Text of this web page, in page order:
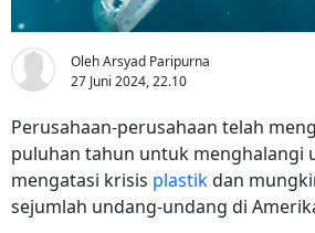
Oleh Arsyad Paripurna
27 Juni 2024, 22.10
Perusahaan-perusahaan telah
puluhan tahun untuk menghalangi
mengatasi krisis plastikdan
sejumlah undang-undang di